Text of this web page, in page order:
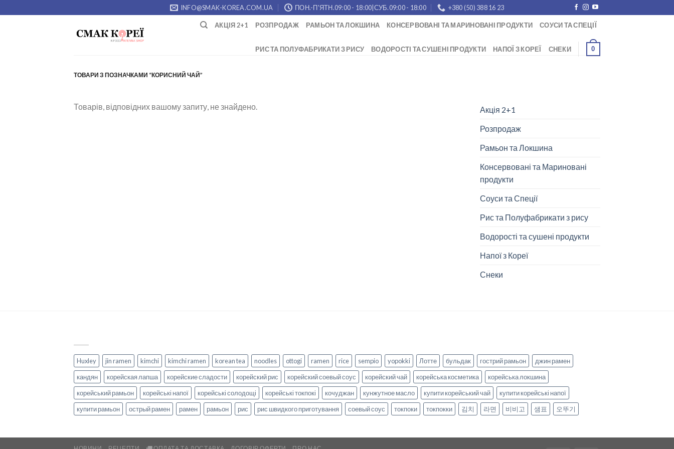
to
INFO@SMAK-KOREA.COM.UA ПОН.-П'ЯТН.09:00 - 18:00|СУБ.09:00 - 18:00 +380 (50) 388 16 23
АКЦІЯ 2+1 РОЗПРОДАЖ РАМЬОН ТА ЛОКШИНА КОНСЕРВОВАНІ ТА МАРИНОВАНІ ПРОДУКТИ СОУСИ ТА СПЕЦІЇ
РИС ТА ПОЛУФАБРИКАТИ З РИСУ ВОДОРОСТІ ТА СУШЕНІ ПРОДУКТИ НАПОЇ З КОРЕЇ СНЕКИ 0
ТОВАРИ З ПОЗНАЧКАМИ “КОРИСНИЙ ЧАЙ”
Товарів, відповідних вашому запиту, не знайдено.
Акція 2+1
Розпродаж
Рамьон та Локшина
Консервовані та Мариновані
продукти
Соуси та Спеції
Рис та Полуфабрикати з рису
Водорості та сушені продукти
Напої з Кореї
Снеки
Huxley jin ramen kimchi kimchi ramen korean tea noodles ottogi ramen rice sempio yopokki Лотте бульдак гострий рамьон
джин рамен
кандян
корейская лапша корейские сладости корейский рис корейский соевый соус корейский чай корейська косметика
корейська локшина
корейський рамьон
корейські напої корейські солодощі корейські токпокі кочуджан кунжутное масло купити корейський чай
купити корейські напої
купити рамьон
острый рамен рамен рамьон рис рис швидкого приготування соевый соус токпоки токпокки 김치 라면 비비고 샘표 오뚜기